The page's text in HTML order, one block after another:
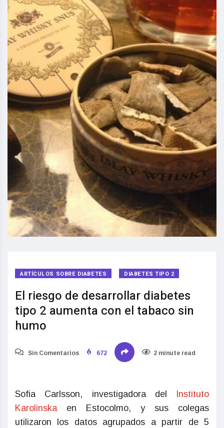
ARTÍCULOS SOBRE DIABETES DIABETES TIPO 2
El riesgo de desarrollar diabetes
tipo 2 aumenta con el tabaco sin
humo
Sin Comentarios 672 2 minute read
Sofia Carlsson, investigadora del
Instituto
Karolinskaen Estocolmo, y sus colegas
utilizaron los datos agrupados a partir de 5